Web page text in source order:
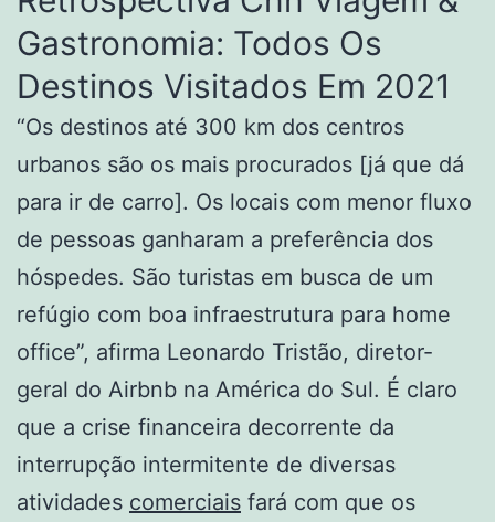
Gastronomia: Todos Os
Destinos Visitados Em 2021
“Os destinos até 300 km dos centros
urbanos são os mais procurados [já que dá
para ir de carro]. Os locais com menor fluxo
de pessoas ganharam a preferência dos
hóspedes. São turistas em busca de um
refúgio com boa infraestrutura para home
office”, afirma Leonardo Tristão, diretor-
geral do Airbnb na América do Sul. É claro
que a crise financeira decorrente da
interrupção intermitente de diversas
atividades comerciais fará com que os